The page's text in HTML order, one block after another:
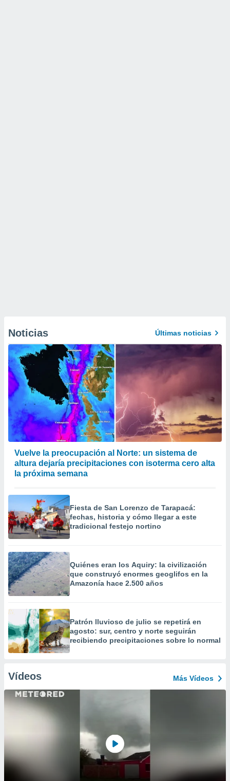
Noticias Últimas noticias
Vuelve la preocupación al Norte: un sistema de
altura dejaría precipitaciones con isoterma cero alta
la próxima semana
Fiesta de San Lorenzo de Tarapacá:
fechas, historia y cómo llegar a este
tradicional festejo nortino
Quiénes eran los Aquiry: la civilización
que construyó enormes geoglifos en la
Amazonía hace 2.500 años
Patrón lluvioso de julio se repetirá en
agosto: sur, centro y norte seguirán
recibiendo precipitaciones sobre lo normal
Vídeos Más Vídeos